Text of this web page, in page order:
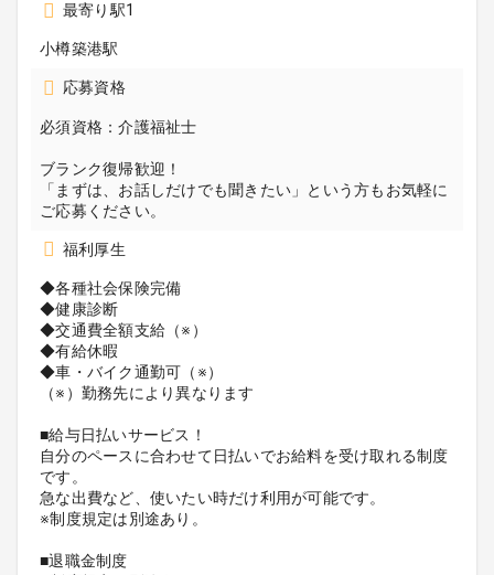
最寄り駅1
小樽築港駅
応募資格
必須資格：介護福祉士
ブランク復帰歓迎！
「まずは、お話しだけでも聞きたい」という方もお気軽に
ご応募ください。
福利厚生
◆各種社会保険完備
◆健康診断
◆交通費全額支給（※）
◆有給休暇
◆車・バイク通勤可（※）
（※）勤務先により異なります
■給与日払いサービス！
自分のペースに合わせて日払いでお給料を受け取れる制度
です。
急な出費など、使いたい時だけ利用が可能です。
※制度規定は別途あり。
■退職金制度